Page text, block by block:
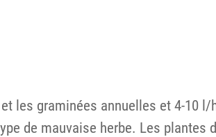
les graminées annuelles et 4-10
de mauvaise herbe. Les